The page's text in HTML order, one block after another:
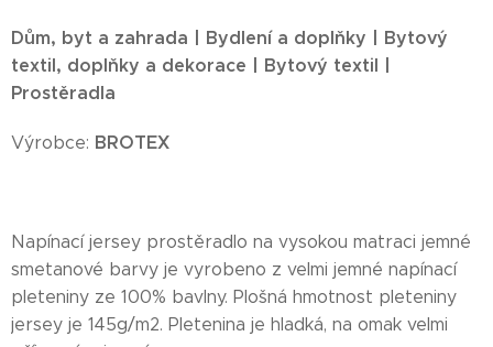
Dům, byt a zahrada | Bydlení a doplňky | Bytový
textil, doplňky a dekorace | Bytový textil |
Prostěradla
Výrobce: BROTEX
Napínací jersey prostěradlo na vysokou matraci jemné
smetanové barvy je vyrobeno z velmi jemné napínací
pleteniny ze 100% bavlny. Plošná hmotnost pleteniny
jersey je 145g/m2. Pletenina je hladká, na omak velmi